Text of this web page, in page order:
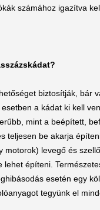
számához igazítva
biztosítják, bár
a kádat ki kell
mint a beépített,
teljesen be akarja
levegő és
építeni.
esetén egy
tegyünk el